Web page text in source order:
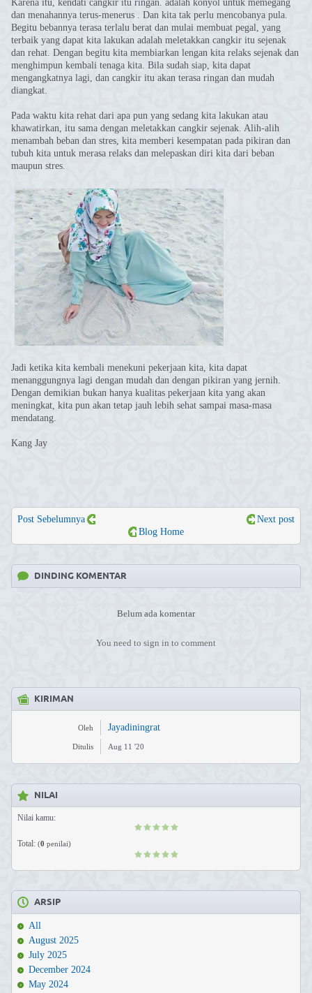
Karena itu, kendati cangkir itu ringan. adalah konyol untuk memegang
dan menahannya terus-menerus . Dan kita tak perlu mencobanya pula.
Begitu bebannya terasa terlalu berat dan mulai membuat pegal, yang
terbaik yang dapat kita lakukan adalah meletakkan cangkir itu sejenak
dan rehat. Dengan begitu kita membiarkan lengan kita relaks sejenak dan
menghimpun kembali tenaga kita. Bila sudah siap, kita dapat
mengangkatnya lagi, dan cangkir itu akan terasa ringan dan mudah
diangkat.
Pada waktu kita rehat dari apa pun yang sedang kita lakukan atau
khawatirkan, itu sama dengan meletakkan cangkir sejenak. Alih-alih
menambah beban dan stres, kita memberi kesempatan pada pikiran dan
tubuh kita untuk merasa relaks dan melepaskan diri kita dari beban
maupun stres.
Jadi ketika kita kembali menekuni pekerjaan kita, kita dapat
menanggungnya lagi dengan mudah dan dengan pikiran yang jernih.
Dengan demikian bukan hanya kualitas pekerjaan kita yang akan
meningkat, kita pun akan tetap jauh lebih sehat sampai masa-masa
mendatang.
Kang Jay
Post Sebelumnya
Next post
Blog Home
DINDING KOMENTAR
Belum ada komentar
You need to sign in to comment
KIRIMAN
Oleh Jayadiningrat
Ditulis Aug 11 '20
NILAI
Nilai kamu:
Total: (0 penilai)
ARSIP
All
August 2025
July 2025
December 2024
May 2024